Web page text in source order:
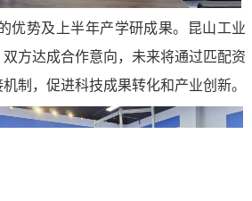
优势及上半年产学研成果。昆山工业
方达成合作意向，未来将通过匹配资
制，促进科技成果转化和产业创新。